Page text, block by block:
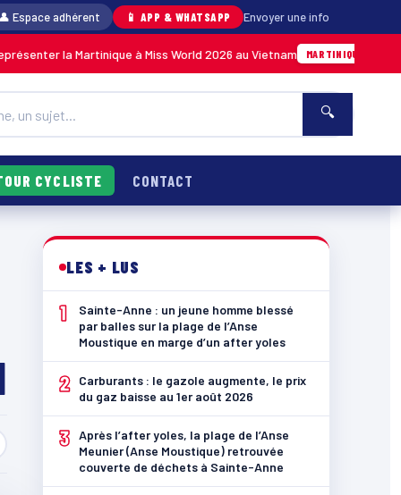
👤 Espace adhérent 📱 APP & WHATSAPP Envoyer une info
à Miss World 2026 au Vietnam MARTINIQUE 05/08 · 14h14
🔍
CYCLISTE CONTACT
LES + LUS
1
Sainte-Anne : un jeune homme blessé
par balles sur la plage de l’Anse
Moustique en marge d’un after yoles
2
Carburants : le gazole augmente, le prix
du gaz baisse au 1er août 2026
3 Après l’after yoles, la plage de l’Anse
Meunier (Anse Moustique) retrouvée
couverte de déchets à Sainte-Anne